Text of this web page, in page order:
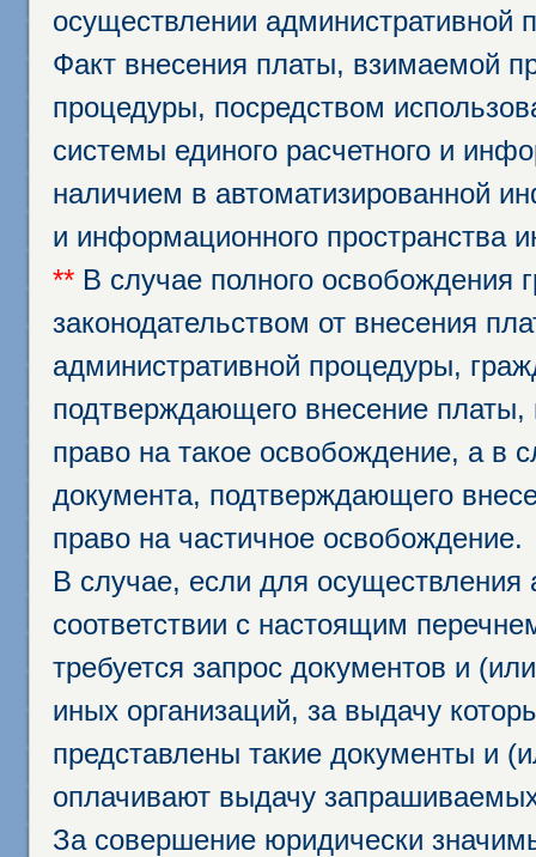
осуществлении административной
Факт внесения платы, взимаемой
процедуры, посредством
системы единого расчетного и
наличием в автоматизированной
и информационного пространства
** В случае полного освобождения
законодательством от внесения
административной процедуры,
подтверждающего внесение
право на такое освобождение, а в
документа, подтверждающего
право на частичное освобождение.
В случае, если для осуществления
соответствии с настоящим
требуется запрос документов и
иных организаций, за выдачу
представлены такие документы и
оплачивают выдачу
За совершение юридически